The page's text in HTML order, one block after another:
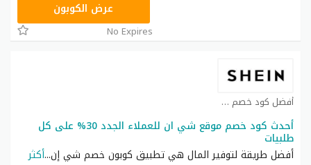
عرض الكوبون
No Expires
أفضل كود خصم شي ان كوبون
أحدث كود خصم موقع شي ان للعملاء الجدد 30% على كل
طلبيات
أفضل طريقة لتوفير المال هي تطبيق كوبون خصم شي إن...أكثر